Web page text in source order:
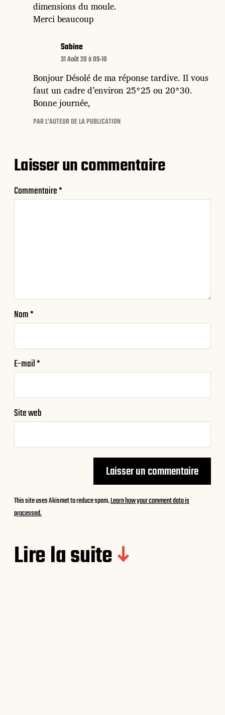
dimensions du moule.
Merci beaucoup
Sabine
31 Août 20 à 09:10
Bonjour Désolé de ma réponse tardive. Il vous
faut un cadre d’environ 25*25 ou 20*30.
Bonne journée,
PAR L’AUTEUR DE LA PUBLICATION
Laisser un commentaire
Commentaire*
Nom*
E-mail*
Site web
This site uses Akismet to reduce spam.Learn how your comment data is
processed.
Lire la suite